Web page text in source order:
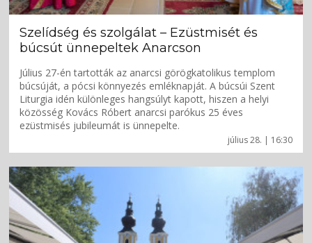
július 28. | 16:30
Szelídség és szolgálat – Ezüstmisét és
búcsút ünnepeltek Anarcson
Július 27-én tartották az anarcsi görögkatolikus templom
búcsúját, a pócsi könnyezés emléknapját. A búcsúi Szent
Liturgia idén különleges hangsúlyt kapott, hiszen a helyi
közösség Kovács Róbert anarcsi parókus 25 éves
ezüstmisés jubileumát is ünnepelte.